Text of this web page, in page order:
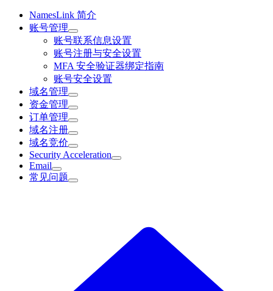
NamesLink 简介
账号管理
账号联系信息设置
账号注册与安全设置
MFA 安全验证器绑定指南
账号安全设置
域名管理
资金管理
订单管理
域名注册
域名竞价
Security Acceleration
Email
常见问题